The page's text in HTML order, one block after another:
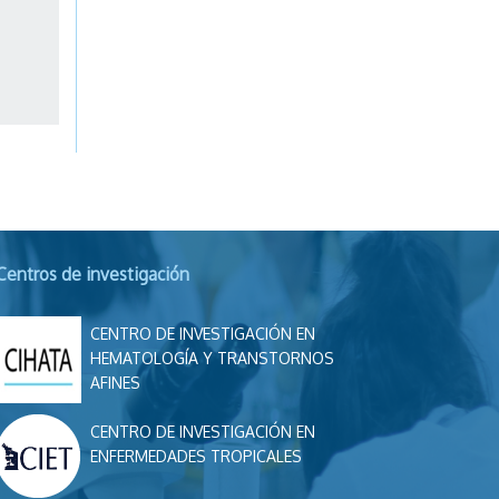
de investigación
CENTRO DE INVESTIGACIÓN EN
HEMATOLOGÍA Y TRANSTORNOS
AFINES
CENTRO DE INVESTIGACIÓN EN
ENFERMEDADES TROPICALES